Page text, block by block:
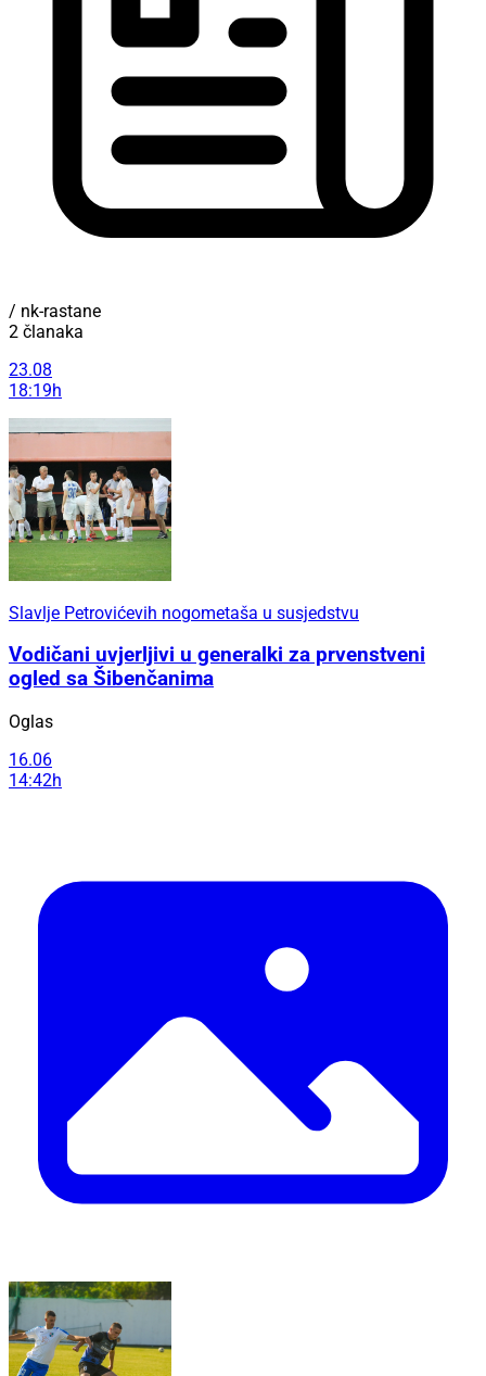
/ nk-rastane
2 članaka
23.08
18:19h
Slavlje Petrovićevih nogometaša u susjedstvu
Vodičani uvjerljivi u generalki za prvenstveni
ogled sa Šibenčanima
Oglas
16.06
14:42h